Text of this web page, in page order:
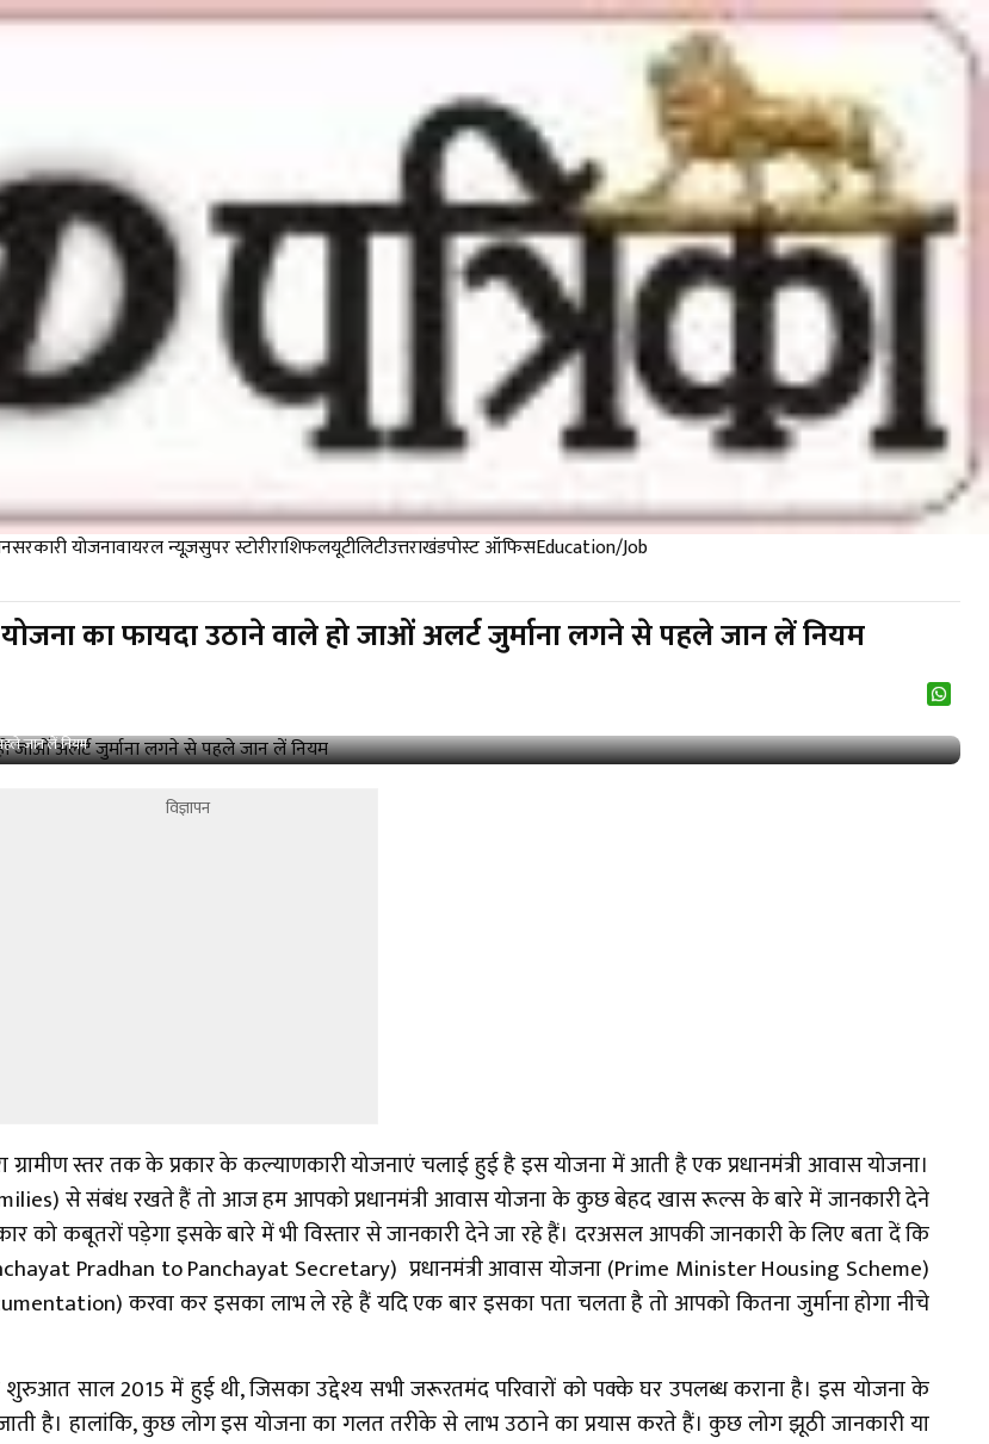
सरकारी योजनावायरल न्यूज़सुपर स्टोरीराशिफलयूटीलिटीउत्तराखंडपोस्ट ऑफिसEducation/Job
का फायदा उठाने वाले हो जाओं अलर्ट जुर्माना लगने से पहले जान लें नियम
जान लें नियम
विज्ञापन
स्तर तक के प्रकार के कल्याणकारी योजनाएं चलाई हुई है इस योजना में आती है एक प्रधानमंत्री आवास योजना।
से संबंध रखते हैं तो आज हम आपको प्रधानमंत्री आवास योजना के कुछ बेहद खास रूल्स के बारे में जानकारी देने
को कबूतरों पड़ेगा इसके बारे में भी विस्तार से जानकारी देने जा रहे हैं। दरअसल आपकी जानकारी के लिए बता दें कि
Pradhan to Panchayat Secretary) प्रधानमंत्री आवास योजना (Prime Minister Housing Scheme)
करवा कर इसका लाभ ले रहे हैं यदि एक बार इसका पता चलता है तो आपको कितना जुर्माना होगा नीचे
साल 2015 में हुई थी, जिसका उद्देश्य सभी जरूरतमंद परिवारों को पक्के घर उपलब्ध कराना है। इस योजना के
जाती है। हालांकि, कुछ लोग इस योजना का गलत तरीके से लाभ उठाने का प्रयास करते हैं। कुछ लोग झूठी जानकारी या